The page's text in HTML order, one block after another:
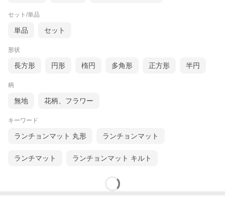
セット/単品
単品 セット
形状
長方形 円形 楕円 多角形 正方形 半円
柄
無地 花柄、フラワー
キーワード
ランチョンマット 丸形 ランチョンマット
ランチマット ランチョンマット キルト